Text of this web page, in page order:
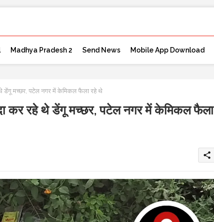
Madhya Pradesh 2 Send News Mobile App Download
डेंगू मच्छर, पटेल नगर में केमिकल फैला रहे थे
कर रहे थे डेंगू मच्छर, पटेल नगर में केमिकल फैला
share